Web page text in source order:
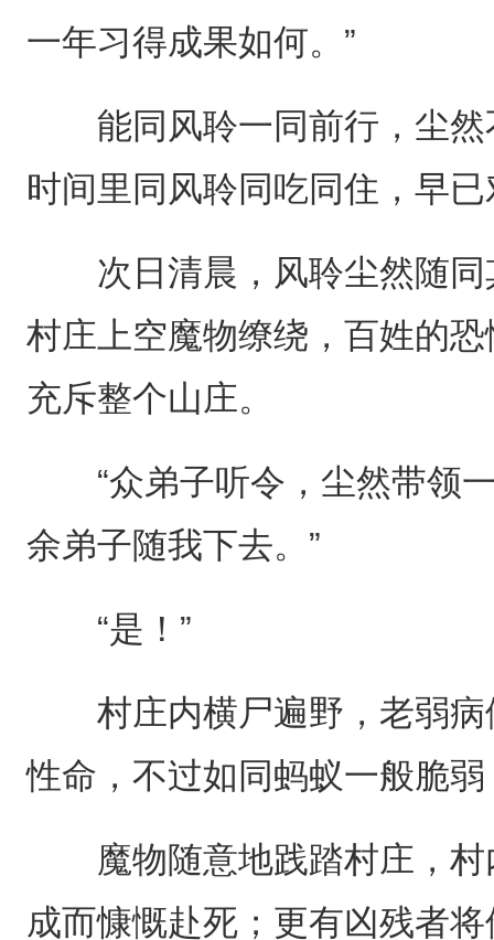
一年习得成果如何。”
能同风聆一同前行，尘然
时间里同风聆同吃同住，早
次日清晨，风聆尘然随同
村庄上空魔物缭绕，百姓的
充斥整个山庄。
“众弟子听令，尘然带领一
余弟子随我下去。”
“是！”
村庄内横尸遍野，老弱病
性命，不过如同蚂蚁一般脆
魔物随意地践踏村庄，村
成而慷慨赴死；更有凶残者